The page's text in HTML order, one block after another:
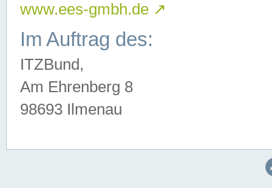
www.ees-gmbh.de ↗
Im Auftrag des:
ITZBund,
Am Ehrenberg 8
98693 Ilmenau